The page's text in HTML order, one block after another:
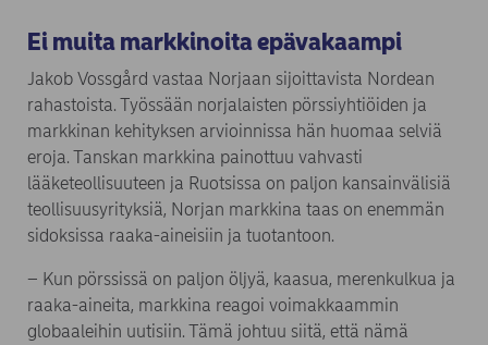
Ei muita markkinoita epävakaampi
Jakob Vossgård vastaa Norjaan sijoittavista Nordean
rahastoista. Työssään norjalaisten pörssiyhtiöiden ja
markkinan kehityksen arvioinnissa hän huomaa selviä
eroja. Tanskan markkina painottuu vahvasti
lääketeollisuuteen ja Ruotsissa on paljon kansainvälisiä
teollisuusyrityksiä, Norjan markkina taas on enemmän
sidoksissa raaka-aineisiin ja tuotantoon.
– Kun pörssissä on paljon öljyä, kaasua, merenkulkua ja
raaka-aineita, markkina reagoi voimakkaammin
globaaleihin uutisiin. Tämä johtuu siitä, että nämä